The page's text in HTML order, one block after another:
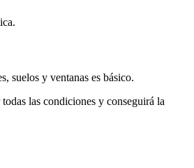
suelos y ventanas es básico.
las condiciones y conseguirá la